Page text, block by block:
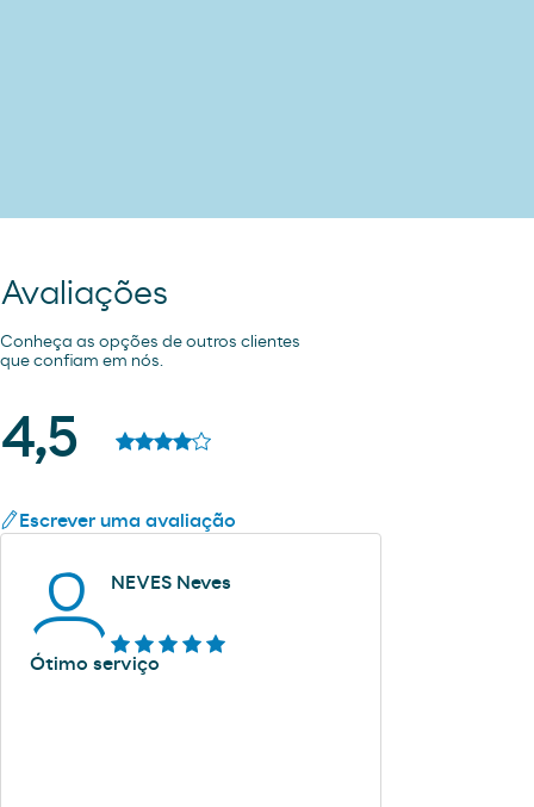
Avaliações
Conheça as opções de outros clientes
que confiam em nós.
4,5
Escrever uma avaliação
NEVES Neves
Ótimo serviço